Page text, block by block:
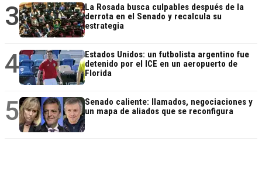
3
La Rosada busca culpables después de la
derrota en el Senado y recalcula su
estrategia
4
Estados Unidos: un futbolista argentino fue
detenido por el ICE en un aeropuerto de
Florida
5
Senado caliente: llamados, negociaciones y
un mapa de aliados que se reconfigura